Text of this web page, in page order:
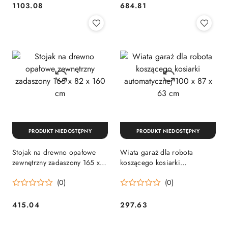
Cena:
1103.08 Cena:
684.81
Stojak na drewno opałowe
zewnętrzny zadaszony 165 x
(0)
Cena:
415.04
PRODUKT NIEDOSTĘPNY
Wiata garaż dla robota
koszącego kosiarki
cm
(0)
Cena:
297.63
PRODUKT NIEDOSTĘPNY